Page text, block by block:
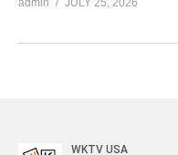
admin JULY 25, 2026